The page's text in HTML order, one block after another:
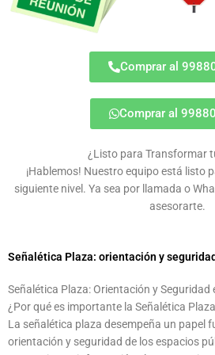
Comprar al
Comprar al
¿Listo para Transformar
¡Hablemos! Nuestro equipo está listo
siguiente nivel. Ya sea por llamada o
asesorarte.
Señalética Plaza: orientación y
Señalética Plaza: Orientación y Seguridad
¿Por qué es importante la Señalética
La señalética plaza desempeña un papel
orientación y seguridad de los espacios